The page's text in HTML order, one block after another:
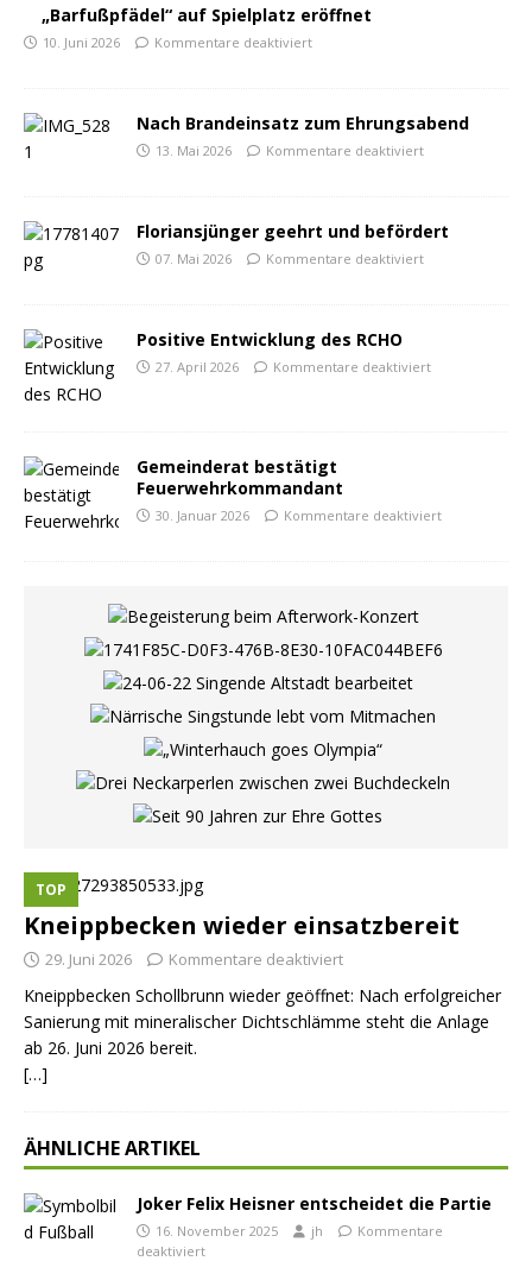
„Barfußpfädel“ auf Spielplatz eröffnet
10. Juni 2026 Kommentare deaktiviert
Nach Brandeinsatz zum Ehrungsabend
13. Mai 2026 Kommentare deaktiviert
Floriansjünger geehrt und befördert
07. Mai 2026 Kommentare deaktiviert
Positive Entwicklung des RCHO
27. April 2026 Kommentare deaktiviert
Gemeinderat bestätigt
Feuerwehrkommandant
30. Januar 2026 Kommentare deaktiviert
TOP
Kneippbecken wieder einsatzbereit
29. Juni 2026 Kommentare deaktiviert
Kneippbecken Schollbrunn wieder geöffnet: Nach erfolgreicher
Sanierung mit mineralischer Dichtschlämme steht die Anlage
ab 26. Juni 2026 bereit.
[…]
ÄHNLICHE ARTIKEL
Joker Felix Heisner entscheidet die Partie
16. November 2025 jh
Kommentare
deaktiviert